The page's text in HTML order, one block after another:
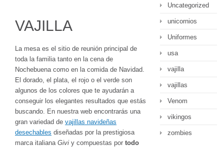
VAJILLA
La mesa es el sitio de reunión principal de
toda la familia tanto en la cena de
Nochebuena como en la comida de Navidad.
El dorado, el plata, el rojo o el verde son
algunos de los colores que te ayudarán a
conseguir los elegantes resultados que estás
buscando. En nuestra web encontrarás una
gran variedad de vajillas navideñas
desechables diseñadas por la prestigiosa
marca italiana Givi y compuestas por todo
Uncategorized
unicornios
Uniformes
usa
vajilla
vajillas
Venom
vikingos
zombies